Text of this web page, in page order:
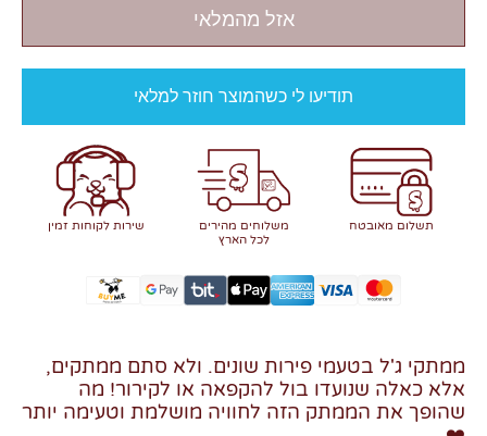
אזל מהמלאי
תודיעו לי כשהמוצר חוזר למלאי
תשלום מאובטח
משלוחים מהירים
לכל הארץ
שירות לקוחות זמין
ממתקי ג'ל בטעמי פירות שונים. ולא סתם ממתקים,
אלא כאלה שנועדו בול להקפאה או לקירור! מה
שהופך את הממתק הזה לחוויה מושלמת וטעימה יותר